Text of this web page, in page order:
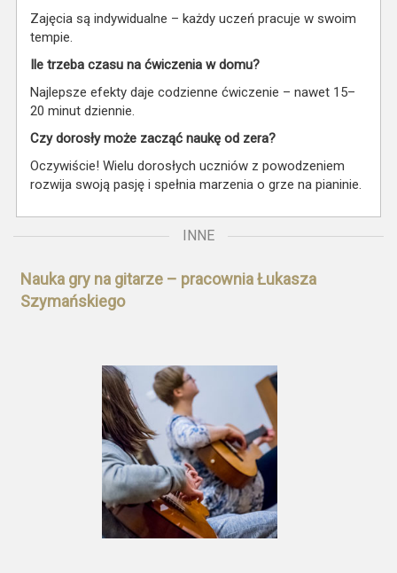
Zajęcia są indywidualne – każdy uczeń pracuje w swoim
tempie.
Ile trzeba czasu na ćwiczenia w domu?
Najlepsze efekty daje codzienne ćwiczenie – nawet 15–
20 minut dziennie.
Czy dorosły może zacząć naukę od zera?
Oczywiście! Wielu dorosłych uczniów z powodzeniem
rozwija swoją pasję i spełnia marzenia o grze na pianinie.
INNE
Nauka gry na gitarze – pracownia Łukasza
Szymańskiego